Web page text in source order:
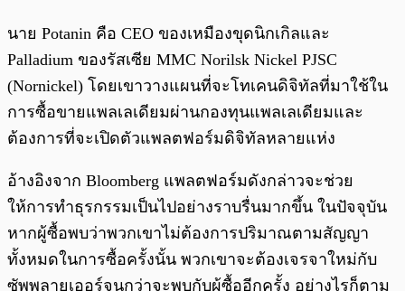
นาย Potanin คือ CEO ของเหมืองขุดนิกเกิลและ
Palladium ของรัสเซีย MMC Norilsk Nickel PJSC
(Nornickel) โดยเขาวางแผนที่จะโทเคนดิจิทัลที่มาใช้ใน
การซื้อขายแพลเลเดียมผ่านกองทุนแพลเลเดียมและ
ต้องการที่จะเปิดตัวแพลตฟอร์มดิจิทัลหลายแห่ง
อ้างอิงจาก Bloomberg แพลตฟอร์มดังกล่าวจะช่วย
ให้การทำธุรกรรมเป็นไปอย่างราบรื่นมากขึ้น ในปัจจุบัน
หากผู้ซื้อพบว่าพวกเขาไม่ต้องการปริมาณตามสัญญา
ทั้งหมดในการซื้อครั้งนั้น พวกเขาจะต้องเจรจาใหม่กับ
ซัพพลายเออร์จนกว่าจะพบกับผู้ซื้ออีกครั้ง อย่างไรก็ตาม